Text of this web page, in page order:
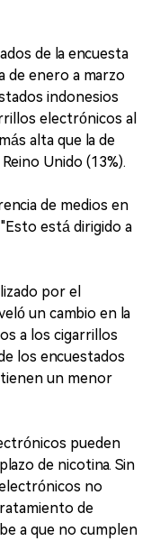
de la encuesta
de enero a marzo
indonesios
electrónicos al
alta que la de
Unido (13%).
de medios en
está dirigido a
por el
un cambio en la
a los cigarrillos
los encuestados
un menor
pueden
de nicotina. Sin
no
de
a que no cumplen